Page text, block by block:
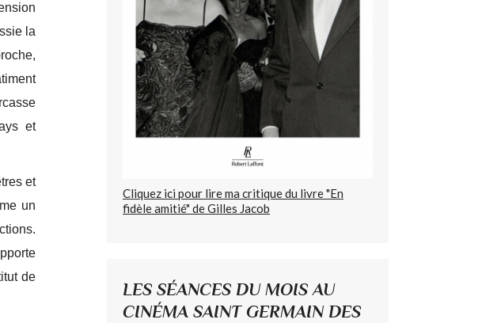
la
et
et
un
de
Cliquez ici pour lire ma critique du livre "En
fidèle amitié" de Gilles Jacob
LES SÉANCES DU MOIS AU
CINÉMA SAINT GERMAIN DES